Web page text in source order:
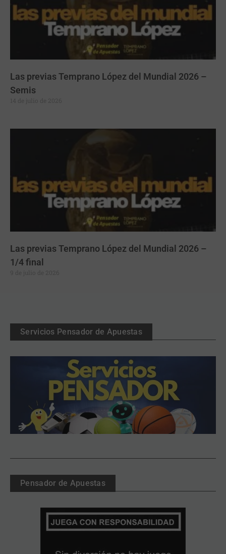
Las previas Temprano López del Mundial 2026 –
Semis
Las previas Temprano López del Mundial 2026 –
1/4 final
Servicios Pensador de Apuestas
Pensador de Apuestas